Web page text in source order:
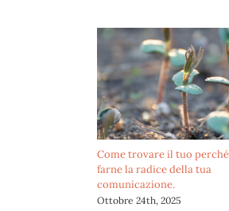
Comunicazione empatica
strategica: perché è la tua
chiave nel business?